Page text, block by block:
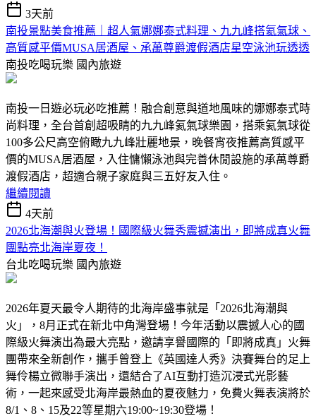
3天前
南投景點美食推薦｜超人氣娜娜泰式料理、九九峰搭氦氣球、
高質感平價MUSA居酒屋、承萬尊爵渡假酒店星空泳池玩透透
南投吃喝玩樂 國內旅遊
南投一日遊必玩必吃推薦！融合創意與道地風味的娜娜泰式時
尚料理，全台首創超吸睛的九九峰氦氣球樂園，搭乘氦氣球從
100多公尺高空俯瞰九九峰壯麗地景，晚餐宵夜推薦高質感平
價的MUSA居酒屋，入住慵懶泳池與完善休閒設施的承萬尊爵
渡假酒店，超適合親子家庭與三五好友入住。
繼續閱讀
4天前
2026北海潮與火登場！國際級火舞秀震撼演出，即將成真火舞
團點亮北海岸夏夜！
台北吃喝玩樂 國內旅遊
2026年夏天最令人期待的北海岸盛事就是「2026北海潮與
火」，8月正式在新北中角灣登場！今年活動以震撼人心的國
際級火舞演出為最大亮點，邀請享譽國際的「即將成真」火舞
團帶來全新創作，攜手曾登上《英國達人秀》決賽舞台的足上
舞伶楊立微聯手演出，還結合了AI互動打造沉浸式光影藝
術，一起來感受北海岸最熱血的夏夜魅力，免費火舞表演將於
8/1、8、15及22等星期六19:00~19:30登場！